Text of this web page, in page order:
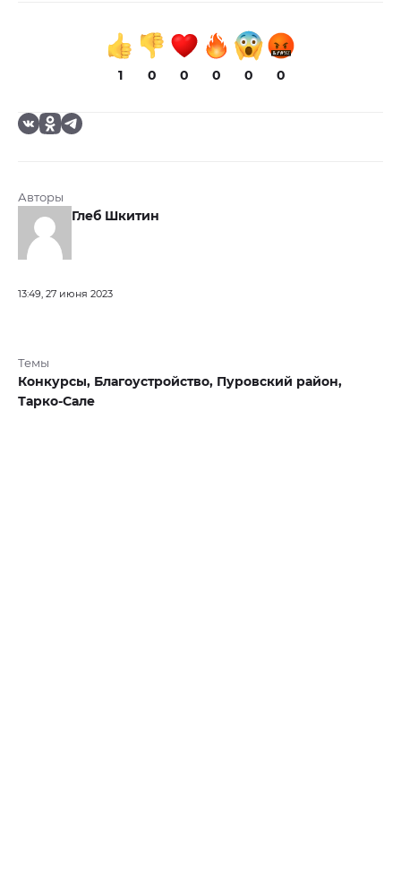
1 0 0 0 0 0
Авторы
Глеб Шкитин
13:49, 27 июня 2023
Темы
Конкурсы, Благоустройство, Пуровский район,
Тарко-Сале